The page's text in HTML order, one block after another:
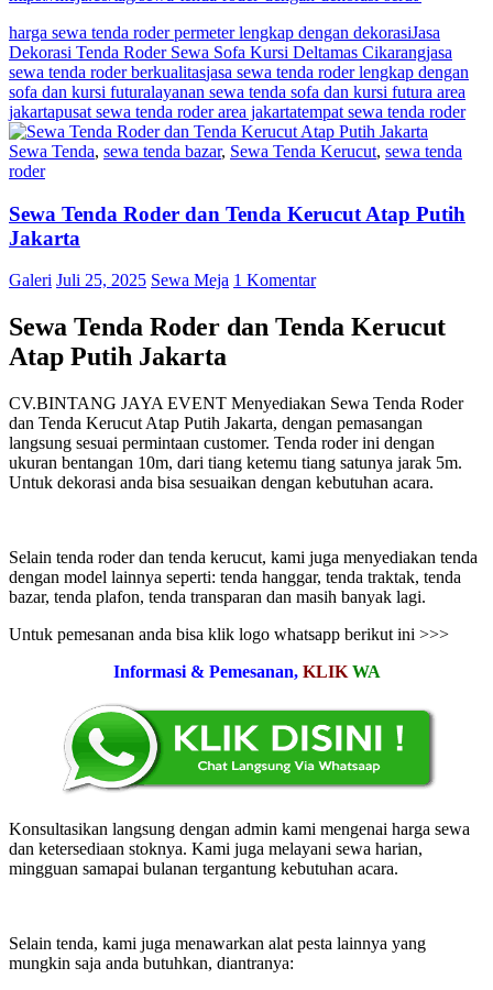
harga sewa tenda roder permeter lengkap dengan dekorasiJasa
Dekorasi Tenda Roder Sewa Sofa Kursi Deltamas Cikarangjasa
sewa tenda roder berkualitasjasa sewa tenda roder lengkap dengan
sofa dan kursi futuralayanan sewa tenda sofa dan kursi futura area
jakartapusat sewa tenda roder area jakartatempat sewa tenda roder
Sewa Tenda, sewa tenda bazar, Sewa Tenda Kerucut, sewa tenda
roder
Sewa Tenda Roder dan Tenda Kerucut Atap Putih
Jakarta
Galeri Juli 25, 2025 Sewa Meja 1 Komentar
Sewa Tenda Roder dan Tenda Kerucut
Atap Putih Jakarta
CV.BINTANG JAYA EVENT Menyediakan Sewa Tenda Roder
dan Tenda Kerucut Atap Putih Jakarta, dengan pemasangan
langsung sesuai permintaan customer. Tenda roder ini dengan
ukuran bentangan 10m, dari tiang ketemu tiang satunya jarak 5m.
Untuk dekorasi anda bisa sesuaikan dengan kebutuhan acara.
Selain tenda roder dan tenda kerucut, kami juga menyediakan tenda
dengan model lainnya seperti: tenda hanggar, tenda traktak, tenda
bazar, tenda plafon, tenda transparan dan masih banyak lagi.
Untuk pemesanan anda bisa klik logo whatsapp berikut ini >>>
Informasi & Pemesanan, KLIK WA
Konsultasikan langsung dengan admin kami mengenai harga sewa
dan ketersediaan stoknya. Kami juga melayani sewa harian,
mingguan samapai bulanan tergantung kebutuhan acara.
Selain tenda, kami juga menawarkan alat pesta lainnya yang
mungkin saja anda butuhkan, diantranya: